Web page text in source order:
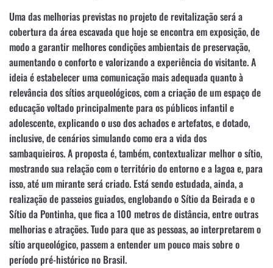
Uma das melhorias previstas no projeto de revitalização será a
cobertura da área escavada que hoje se encontra em exposição, de
modo a garantir melhores condições ambientais de preservação,
aumentando o conforto e valorizando a experiência do visitante. A
ideia é estabelecer uma comunicação mais adequada quanto à
relevância dos sítios arqueológicos, com a criação de um espaço de
educação voltado principalmente para os públicos infantil e
adolescente, explicando o uso dos achados e artefatos, e dotado,
inclusive, de cenários simulando como era a vida dos
sambaquieiros. A proposta é, também, contextualizar melhor o sítio,
mostrando sua relação com o território do entorno e a lagoa e, para
isso, até um mirante será criado. Está sendo estudada, ainda, a
realização de passeios guiados, englobando o Sítio da Beirada e o
Sítio da Pontinha, que fica a 100 metros de distância, entre outras
melhorias e atrações. Tudo para que as pessoas, ao interpretarem o
sítio arqueológico, passem a entender um pouco mais sobre o
período pré-histórico no Brasil.